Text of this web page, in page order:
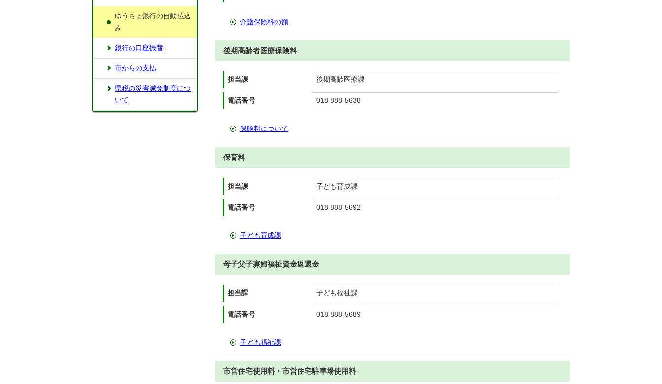
介護保険料の額
後期高齢者医療保険料
担当課 後期高齢医療課
電話番号 018-888-5638
保険料について
保育料
担当課 子ども育成課
電話番号 018-888-5692
子ども育成課
母子父子寡婦福祉資金返還金
担当課 子ども福祉課
電話番号 018-888-5689
子ども福祉課
市営住宅使用料・市営住宅駐車場使用料
ゆうちょ銀行の自動払込
み
銀行の口座振替
市からの支払
県税の災害減免制度につ
いて